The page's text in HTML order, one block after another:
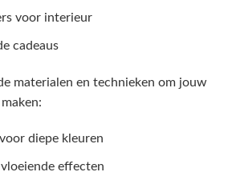
voor interieur
cadeaus
materialen en technieken om jouw
diepe kleuren
effecten